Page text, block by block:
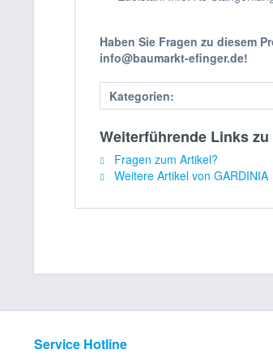
Haben Sie Fragen zu diesem
info@baumarkt-efinger.de!
Kategorien:
Weiterführende Links
Fragen zum Artikel?
Weitere Artikel von GARDINIA
Service Hotline